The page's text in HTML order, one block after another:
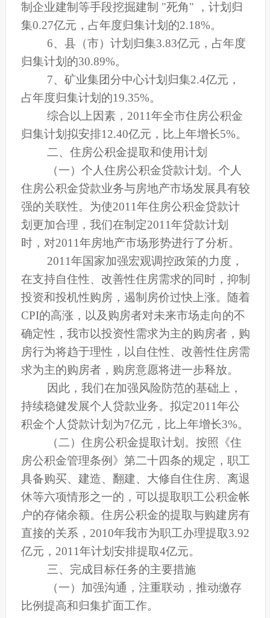
制企业建制等手段挖掘建制 "死角" ，计划归
集0.27亿元，占年度归集计划的2.18%。
6、县（市）计划归集3.83亿元，占年度
归集计划的30.89%。
7、矿业集团分中心计划归集2.4亿元，
占年度归集计划的19.35%。
综合以上因素，2011年全市住房公积金
归集计划拟安排12.40亿元，比上年增长5%。
二、住房公积金提取和使用计划
（一）个人住房公积金贷款计划。 个人
住房公积金贷款业务与房地产市场发展具有较
强的关联性。为使2011年住房公积金贷款计
划更加合理，我们在制定2011年贷款计划
时，对2011年房地产市场形势进行了分析。
2011年国家加强宏观调控政策的力度，
在支持自住性、改善性住房需求的同时，抑制
投资和投机性购房，遏制房价过快上涨。随着
CPI的高涨，以及购房者对未来市场走向的不
确定性，我市以投资性需求为主的购房者，购
房行为将趋于理性，以自住性、改善性住房需
求为主的购房者，购房意愿将进一步释放。
因此，我们在加强风险防范的基础上，
持续稳健发展个人贷款业务。拟定2011年公
积金个人贷款计划为7亿元，比上年增长3%。
（二）住房公积金提取计划。 按照《住
房公积金管理条例》第二十四条的规定，职工
具备购买、建造、翻建、大修自住住房、离退
休等六项情形之一的，可以提取职工公积金帐
户的存储余额。住房公积金的提取与购建房有
直接的关系，2010年我市为职工办理提取3.92
亿元，2011年计划安排提取4亿元。
三、完成目标任务的主要措施
（一）加强沟通，注重联动，推动缴存
比例提高和归集扩面工作。